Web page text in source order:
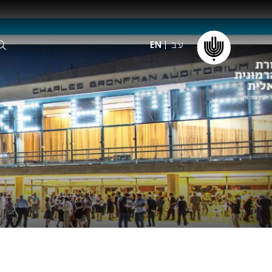
Young People
Concert? FAQs
The IPO
Foundation
Donate
Our friends
Education & Community
עב EN